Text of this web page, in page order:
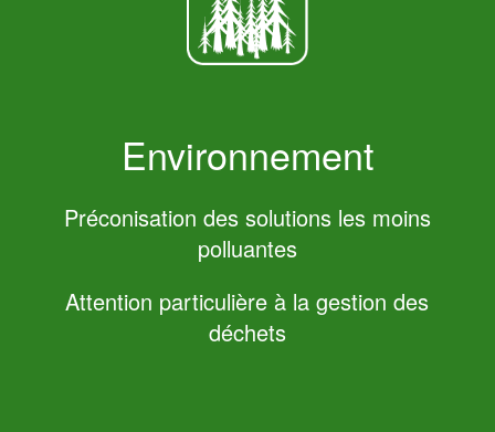
Environnement
Préconisation des solutions les moins
polluantes
Attention particulière à la gestion des
déchets